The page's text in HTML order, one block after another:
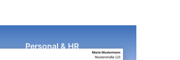
Personal & HR